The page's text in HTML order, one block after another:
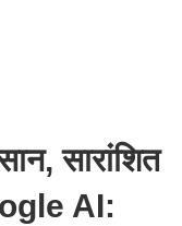
सारांशित
AI: